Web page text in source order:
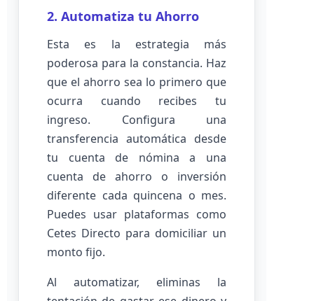
2. Automatiza tu Ahorro
Esta es la estrategia más
poderosa para la constancia. Haz
que el ahorro sea lo primero que
ocurra cuando recibes tu
ingreso. Configura una
transferencia automática desde
tu cuenta de nómina a una
cuenta de ahorro o inversión
diferente cada quincena o mes.
Puedes usar plataformas como
Cetes Directo para domiciliar un
monto fijo.
Al automatizar, eliminas la